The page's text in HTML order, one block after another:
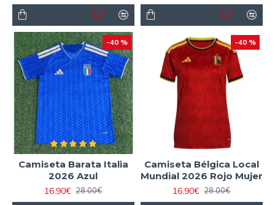
-40 %
Camiseta Barata Italia
2026 Azul
16.90€ 28.00€
-40 %
Camiseta Bélgica Local
Mundial 2026 Rojo Mujer
16.90€ 28.00€